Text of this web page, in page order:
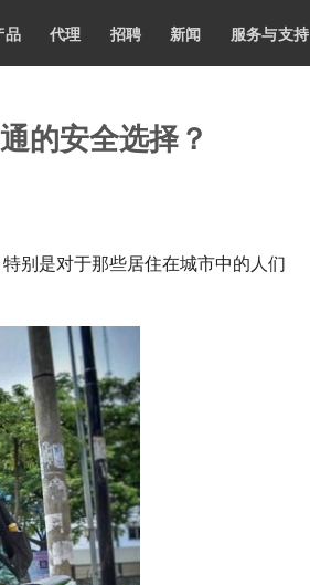
品 代理 招聘 新闻 服务与支持
的安全选择？
别是对于那些居住在城市中的人们